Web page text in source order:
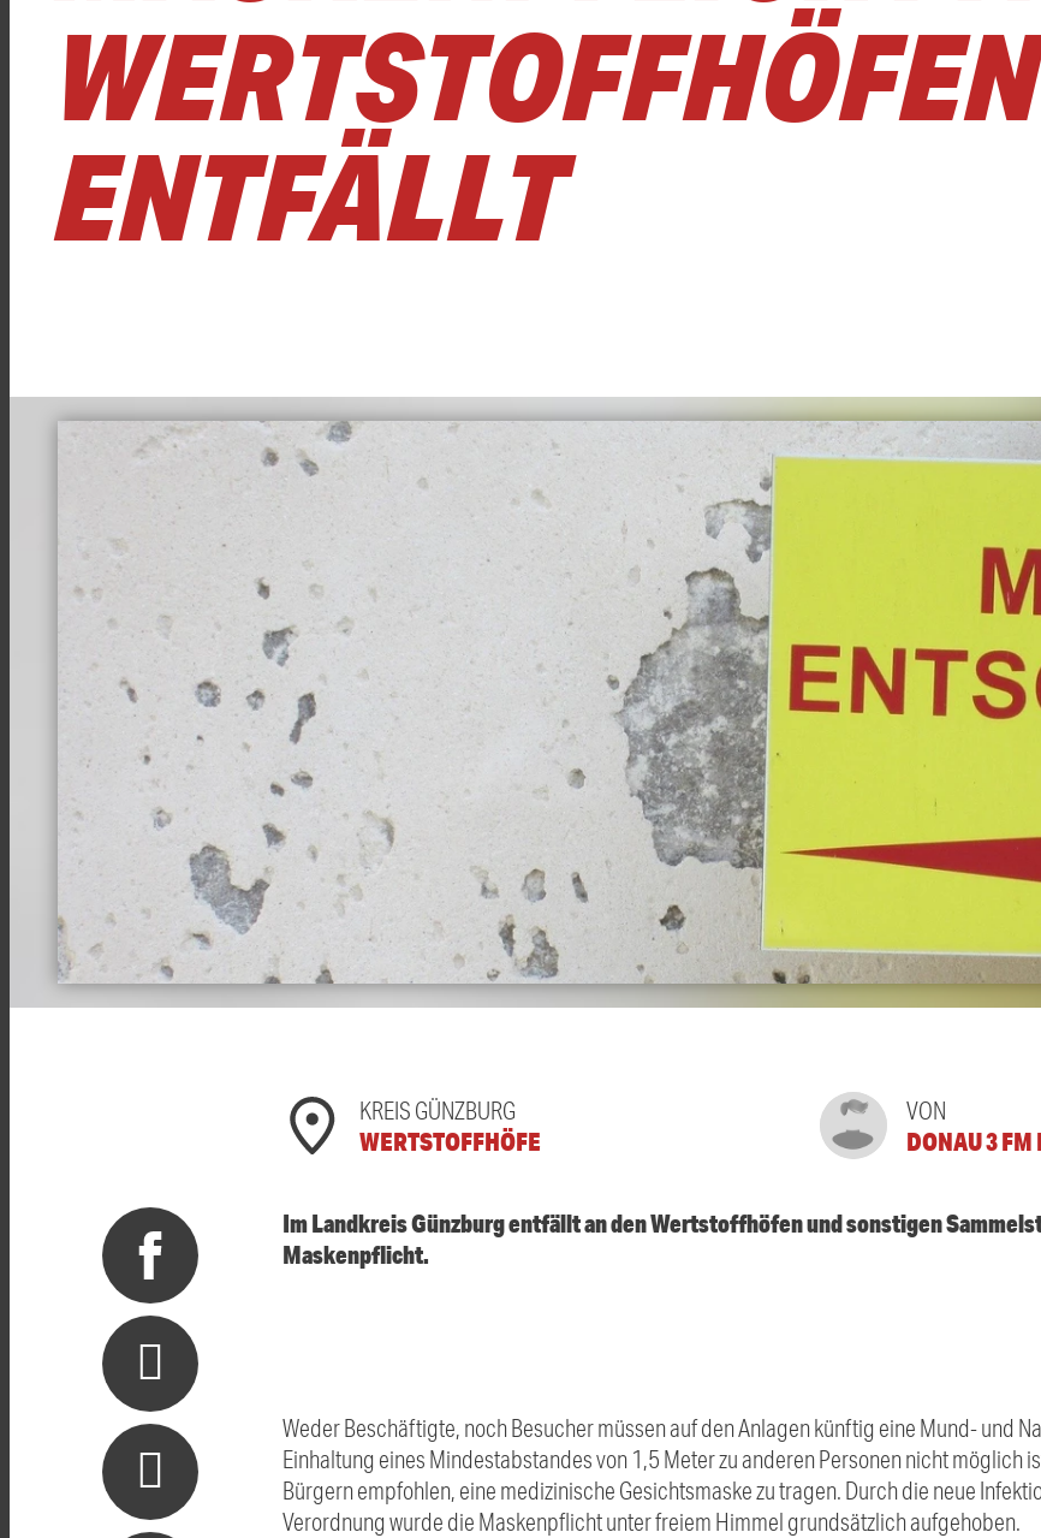
WERTSTOFFHÖFEN
ENTFÄLLT
KREIS GÜNZBURG
WERTSTOFFHÖFE
VON
DONAU 3
Im Landkreis Günzburg entfällt an den Wertstoffhöfen und sonstigen
Maskenpflicht.
Weder Beschäftigte, noch Besucher müssen auf den Anlagen künftig eine Mund- und
Einhaltung eines Mindestabstandes von 1,5 Meter zu anderen Personen nicht möglich
Bürgern empfohlen, eine medizinische Gesichtsmaske zu tragen. Durch die neue
Verordnung wurde die Maskenpflicht unter freiem Himmel grundsätzlich aufgehoben.